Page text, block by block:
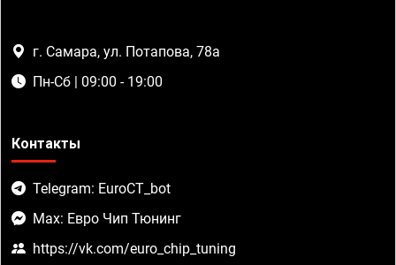
г. Самара, ул. Потапова, 78а
Пн-Сб | 09:00 - 19:00
Контакты
Telegram: EuroCT_bot
Max: Евро Чип Тюнинг
https://vk.com/euro_chip_tuning